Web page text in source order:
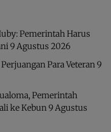
Pemerintah Harus
9 Agustus 2026
Para Veteran9
Pemerintah
ke Kebun9 Agustus